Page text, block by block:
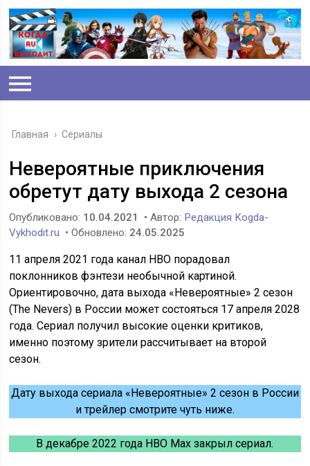
Главная › Сериалы
Невероятные приключения
обретут дату выхода 2 сезона
Опубликовано: 10.04.2021 • Автор: Редакция Kogda-
Vykhodit.ru • Обновлено: 24.05.2025
11 апреля 2021 года канал HBO порадовал
поклонников фэнтези необычной картиной.
Ориентировочно, дата выхода «Невероятные» 2 сезон
(The Nevers) в России может состояться 17 апреля 2028
года. Сериал получил высокие оценки критиков,
именно поэтому зрители рассчитывает на второй
сезон.
Дату выхода сериала «Невероятные» 2 сезон в России
и трейлер смотрите чуть ниже.
В декабре 2022 года HBO Max закрыл сериал.